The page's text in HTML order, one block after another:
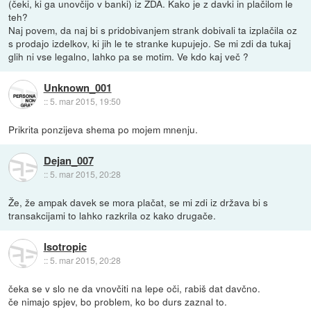
(čeki, ki ga unovčijo v banki) iz ZDA. Kako je z davki in plačilom le
teh?
Naj povem, da naj bi s pridobivanjem strank dobivali ta izplačila oz
s prodajo izdelkov, ki jih le te stranke kupujejo. Se mi zdi da tukaj
glih ni vse legalno, lahko pa se motim. Ve kdo kaj več ?
Unknown_001
::5. mar 2015, 19:50
Prikrita ponzijeva shema po mojem mnenju.
Dejan_007
:: 5. mar 2015, 20:28
Že, že ampak davek se mora plačat, se mi zdi iz država bi s
transakcijami to lahko razkrila oz kako drugače.
Isotropic
::5. mar 2015, 20:28
čeka se v slo ne da vnovčiti na lepe oči, rabiš dat davčno.
če nimajo spjev, bo problem, ko bo durs zaznal to.